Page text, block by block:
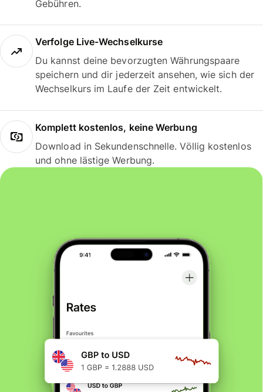
Gebühren.
Verfolge Live-Wechselkurse
Du kannst deine bevorzugten Währungspaare
speichern und dir jederzeit ansehen, wie sich der
Wechselkurs im Laufe der Zeit entwickelt.
Komplett kostenlos, keine Werbung
Download in Sekundenschnelle. Völlig kostenlos
und ohne lästige Werbung.